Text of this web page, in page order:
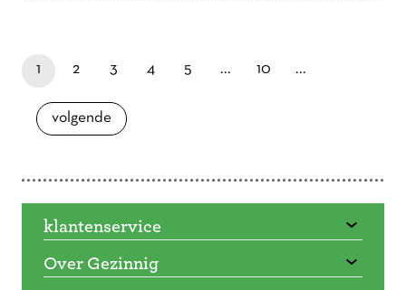
paginapage 1 of 16
je bent nu op pagina
1 pagina
2 pagina
3 pagina
4 pagina
5 ... pagina
10 ...
volgende
pagina
laatste pagina
klantenservice
Over Gezinnig